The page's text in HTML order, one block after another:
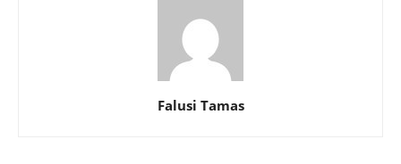
Falusi Tamas